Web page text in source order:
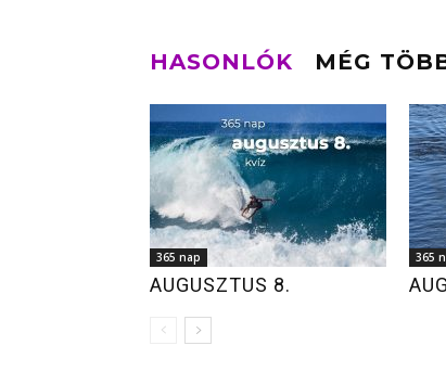
HASONLÓK MÉG
365 nap
AUGUSZTUS 8.
365